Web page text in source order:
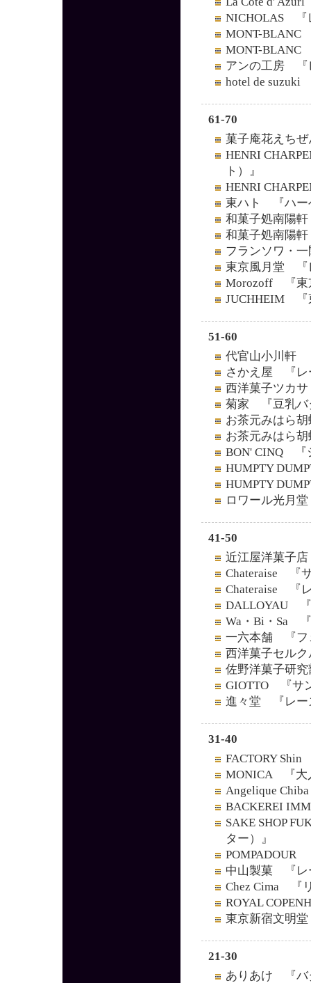
NICHOLAS 『
MONT-BLANC
MONT-BLANC
アンの工房 『
hotel de suzuki
61-70
菓子庵花えち
HENRI
ト）』
HENRI
東ハト 『ハー
和菓子処南陽
和菓子処南陽
フランソワ・
東京風月堂 『
Morozoff 『東
JUCHHEIM 『
51-60
代官山小川軒
さかえ屋 『レ
西洋菓子ツカ
菊家 『豆乳バ
お茶元みはら
お茶元みはら
BON' CINQ 『
HUMPTY
HUMPTY
ロワール光月
41-50
近江屋洋菓子
Chateraise 『
Chateraise 『
DALLOYAU
Wa・Bi・Sa
一六本舗 『フ
西洋菓子セル
佐野洋菓子研
GIOTTO 『サ
進々堂 『レー
31-40
FACTORY
MONICA 『大
Angelique
BACKEREI
SAKE SHOP
ター）』
POMPADOUR
中山製菓 『レ
Chez Cima 『
ROYAL
東京新宿文明
21-30
ありあけ 『バ